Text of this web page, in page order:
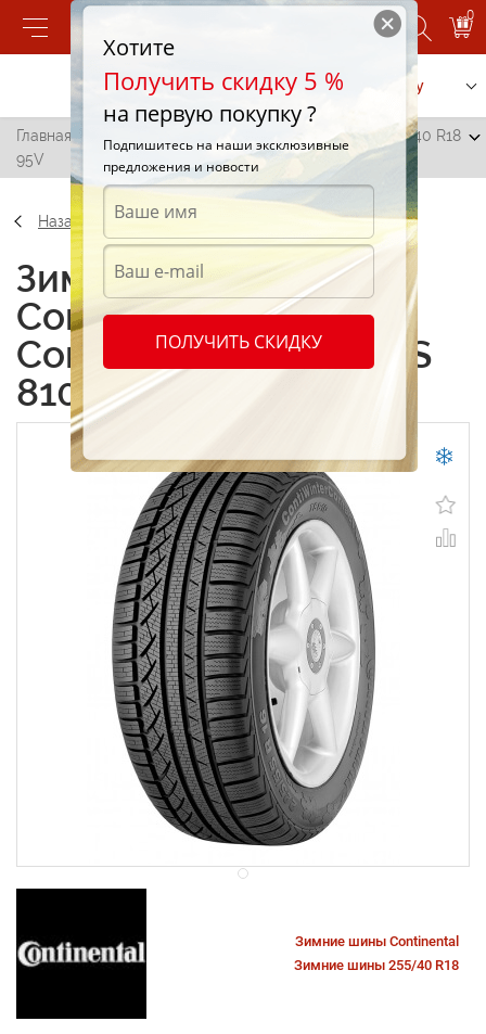
0
Позвонить Заказать услугу
Главная /
Continental ContiWinterContact TS 810 255/40 R18
95V
Назад
Зимние шины
Continental
ContiWinterContact TS
810 255/40 R18 95V
Зимние шины Continental
Зимние шины 255/40 R18
Хотите
Получить скидку 5 %
на первую покупку ?
Подпишитесь на наши эксклюзивные
предложения и новости
ПОЛУЧИТЬ СКИДКУ